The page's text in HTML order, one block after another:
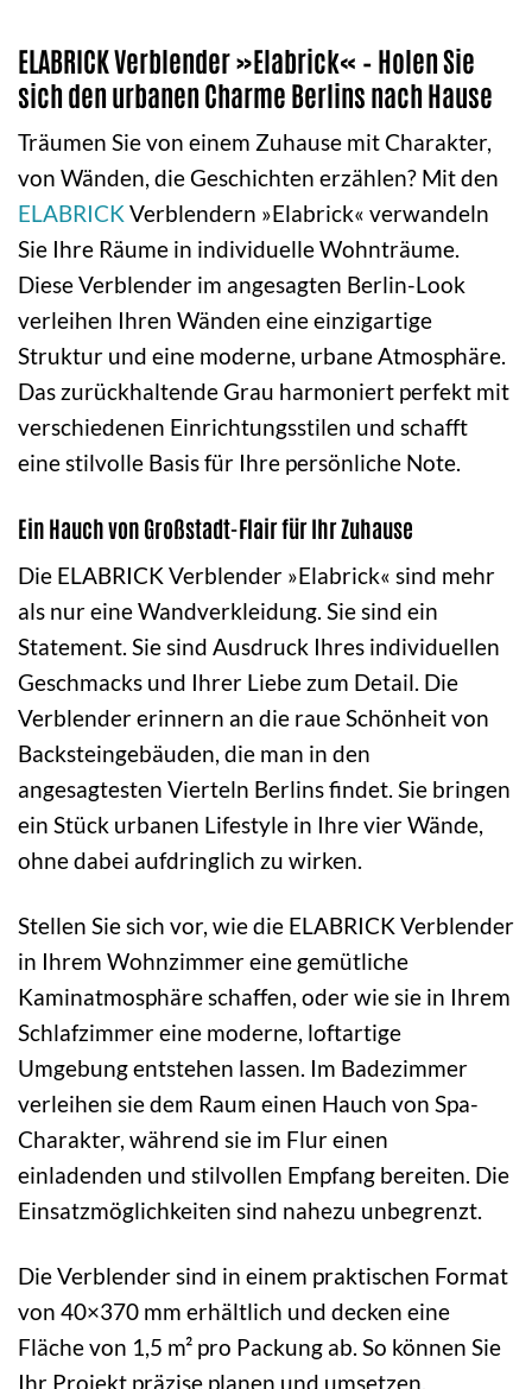
ELABRICK Verblender »Elabrick« – Holen Sie
sich den urbanen Charme Berlins nach Hause
Träumen Sie von einem Zuhause mit Charakter,
von Wänden, die Geschichten erzählen? Mit den
ELABRICK Verblendern »Elabrick« verwandeln
Sie Ihre Räume in individuelle Wohnträume.
Diese Verblender im angesagten Berlin-Look
verleihen Ihren Wänden eine einzigartige
Struktur und eine moderne, urbane Atmosphäre.
Das zurückhaltende Grau harmoniert perfekt mit
verschiedenen Einrichtungsstilen und schafft
eine stilvolle Basis für Ihre persönliche Note.
Ein Hauch von Großstadt-Flair für Ihr Zuhause
Die ELABRICK Verblender »Elabrick« sind mehr
als nur eine Wandverkleidung. Sie sind ein
Statement. Sie sind Ausdruck Ihres individuellen
Geschmacks und Ihrer Liebe zum Detail. Die
Verblender erinnern an die raue Schönheit von
Backsteingebäuden, die man in den
angesagtesten Vierteln Berlins findet. Sie bringen
ein Stück urbanen Lifestyle in Ihre vier Wände,
ohne dabei aufdringlich zu wirken.
Stellen Sie sich vor, wie die ELABRICK Verblender
in Ihrem Wohnzimmer eine gemütliche
Kaminatmosphäre schaffen, oder wie sie in Ihrem
Schlafzimmer eine moderne, loftartige
Umgebung entstehen lassen. Im Badezimmer
verleihen sie dem Raum einen Hauch von Spa-
Charakter, während sie im Flur einen
einladenden und stilvollen Empfang bereiten. Die
Einsatzmöglichkeiten sind nahezu unbegrenzt.
Die Verblender sind in einem praktischen Format
von 40×370 mm erhältlich und decken eine
Fläche von 1,5 m² pro Packung ab. So können Sie
Ihr Projekt präzise planen und umsetzen.